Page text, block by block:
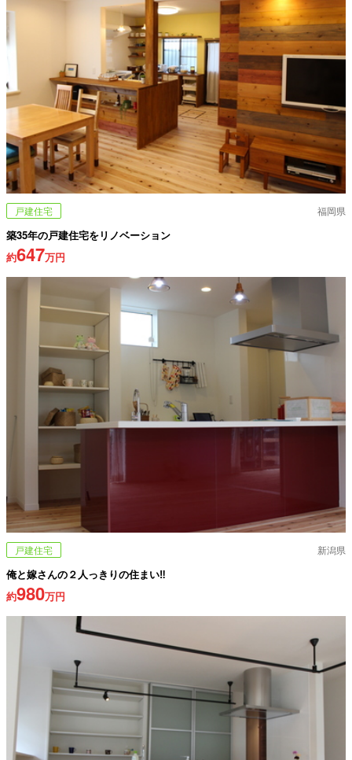
戸建住宅 福岡県
築35年の戸建住宅をリノベーション
約647万円
戸建住宅 新潟県
俺と嫁さんの２人っきりの住まい‼
約980万円